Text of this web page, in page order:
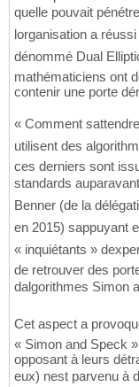
quelle pouvait
lorganisation a
dénommé Dual
mathématiciens ont
contenir une porte
« Comment
utilisent des
ces derniers sont
standards
Benner (de la
en 2015) sappuyant
« inquiétants »
de retrouver des
dalgorithmes Simon
Cet aspect a
« Simon and Speck
opposant à leurs
eux) nest parvenu